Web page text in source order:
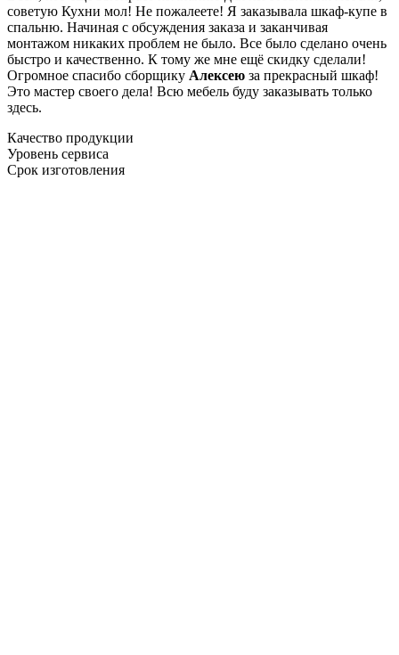
советую Кухни мол! Не пожалеете! Я заказывала шкаф-купе в
спальню. Начиная с обсуждения заказа и заканчивая
монтажом никаких проблем не было. Все было сделано очень
быстро и качественно. К тому же мне ещё скидку сделали!
Огромное спасибо сборщику Алексею за прекрасный шкаф!
Это мастер своего дела! Всю мебель буду заказывать только
здесь.
Качество продукции
Уровень сервиса
Срок изготовления